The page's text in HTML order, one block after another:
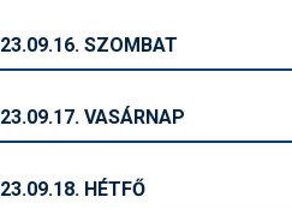
SZOMBAT
VASÁRNAP
HÉTFŐ